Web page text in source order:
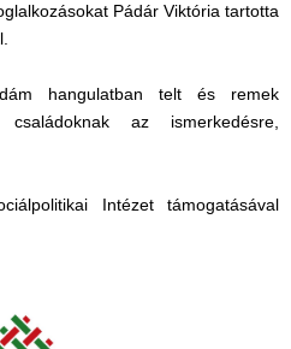
Pádár Viktória tartotta
hangulatban telt és remek
az ismerkedésre,
Intézet támogatásával